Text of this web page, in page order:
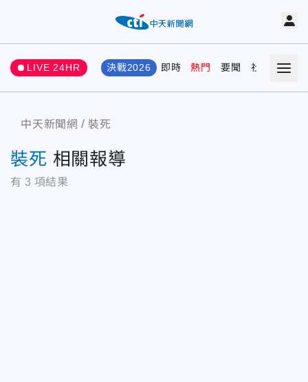
LIVE 24HR 決戰2026 即時 熱門 要聞 社會 娛樂
中天新聞網 裝死
裝死 相關報導
有 3 項結果